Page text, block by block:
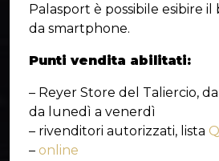
Palasport è possibile esibire
da smartphone.
Punti vendita abilitati:
– Reyer Store del Taliercio,
da lunedì a venerdì
– rivenditori autorizzati, lista
– online